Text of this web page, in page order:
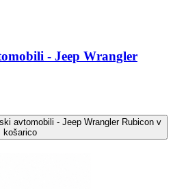
- Jeep Wrangler
avtomobili - Jeep Wrangler Rubicon v
košarico